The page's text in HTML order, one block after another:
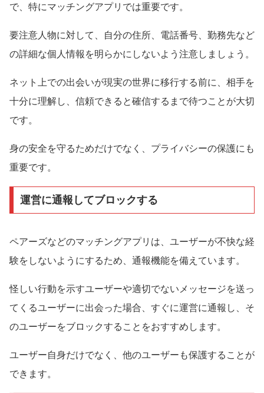
で、特にマッチングアプリでは重要です。
要注意人物に対して、自分の住所、電話番号、勤務先など
の詳細な個人情報を明らかにしないよう注意しましょう。
ネット上での出会いが現実の世界に移行する前に、相手を
十分に理解し、信頼できると確信するまで待つことが大切
です。
身の安全を守るためだけでなく、プライバシーの保護にも
重要です。
運営に通報してブロックする
ペアーズなどのマッチングアプリは、ユーザーが不快な経
験をしないようにするため、通報機能を備えています。
怪しい行動を示すユーザーや適切でないメッセージを送っ
てくるユーザーに出会った場合、すぐに運営に通報し、そ
のユーザーをブロックすることをおすすめします。
ユーザー自身だけでなく、他のユーザーも保護することが
できます。